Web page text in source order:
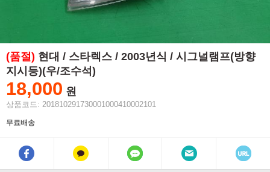
(품절) 현대 / 스타렉스 / 2003년식 / 시그널램프(방향
지시등)(우/조수석)
18,000 원
상품코드: 201810291730001000410002101
무료배송